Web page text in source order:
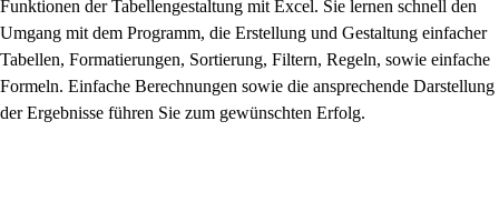
Funktionen der Tabellengestaltung mit Excel. Sie lernen schnell den
Umgang mit dem Programm, die Erstellung und Gestaltung einfacher
Tabellen, Formatierungen, Sortierung, Filtern, Regeln, sowie einfache
Formeln. Einfache Berechnungen sowie die ansprechende Darstellung
der Ergebnisse führen Sie zum gewünschten Erfolg.